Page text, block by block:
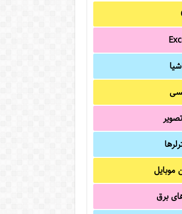
موبایل
برق